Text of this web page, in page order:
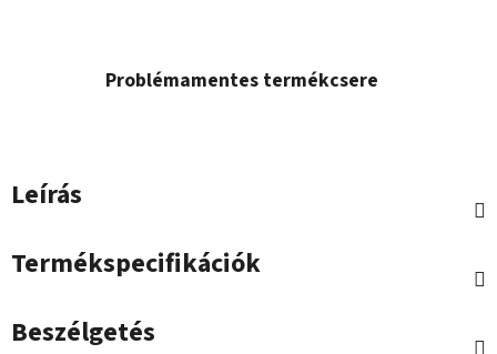
Problémamentes termékcsere
Leírás
Termékspecifikációk
Beszélgetés